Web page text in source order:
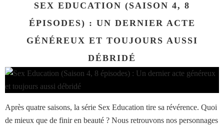
SEX EDUCATION (SAISON 4, 8
ÉPISODES) : UN DERNIER ACTE
GÉNÉREUX ET TOUJOURS AUSSI
DÉBRIDÉ
Après quatre saisons, la série Sex Education tire sa révérence. Quoi
de mieux que de finir en beauté ? Nous retrouvons nos personnages